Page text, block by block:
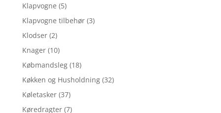
Klapvogne (5)
Klapvogne tilbehør (3)
Klodser (2)
Knager (10)
Købmandsleg (18)
Køkken og Husholdning (32)
Køletasker (37)
Køredragter (7)